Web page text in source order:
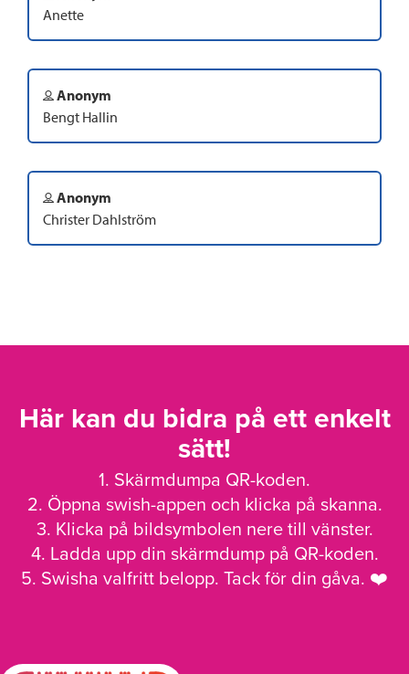
Anette
Anonym
Bengt Hallin
Anonym
Christer Dahlström
Här kan du bidra på ett enkelt
sätt!
1. Skärmdumpa QR-koden.
2. Öppna swish-appen och klicka på skanna.
3. Klicka på bildsymbolen nere till vänster.
4. Ladda upp din skärmdump på QR-koden.
5. Swisha valfritt belopp. Tack för din gåva. ❤️